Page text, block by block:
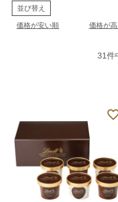
並び替え
価格が安い順 価格が
31件